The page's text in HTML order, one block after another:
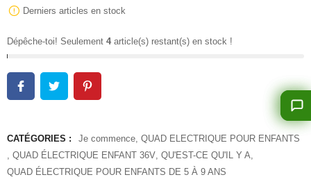
Derniers articles en stock
Dépêche-toi! Seulement 4article(s) restant(s) en stock !
CATÉGORIES : Je commence QUAD ELECTRIQUE POUR ENFANTS
QUAD ÉLECTRIQUE ENFANT 36V QU'EST-CE QU'IL Y A
QUAD ÉLECTRIQUE POUR ENFANTS DE 5 À 9 ANS